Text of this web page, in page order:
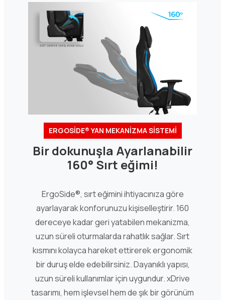
ERGOSİDE® YAN MEKANİZMA SİSTEMİ
Bir dokunuşla Ayarlanabilir
160° Sırt eğimi!
ErgoSide®, sırt eğimini ihtiyacınıza göre
ayarlayarak konforunuzu kişiselleştirir. 160
dereceye kadar geri yatabilen mekanizma,
uzun süreli oturmalarda rahatlık sağlar. Sırt
kısmını kolayca hareket ettirerek ergonomik
bir duruş elde edebilirsiniz. Dayanıklı yapısı,
uzun süreli kullanımlar için uygundur. xDrive
tasarımı, hem işlevsel hem de şık bir görünüm